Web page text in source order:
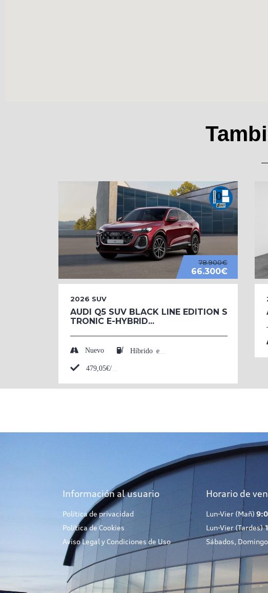
78.900€
66.300€
2026 SUV
AUDI Q5 SUV BLACK LINE EDITION S
TRONIC E-HYBRID...
Nuevo
Información al usuario
Política de privacidad
Política de Cookies
Aviso Legal y Condiciones de Uso
Horario de
Lun-Vier (Mañ)
Lun-Vier (Tardes)
Sábados,